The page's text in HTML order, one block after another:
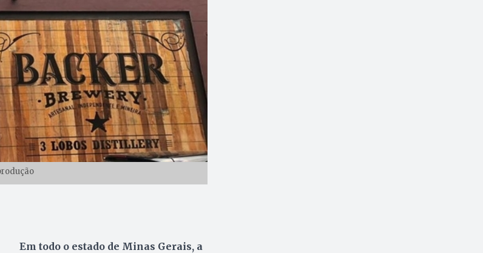
Em todo o estado de Minas Gerais, a